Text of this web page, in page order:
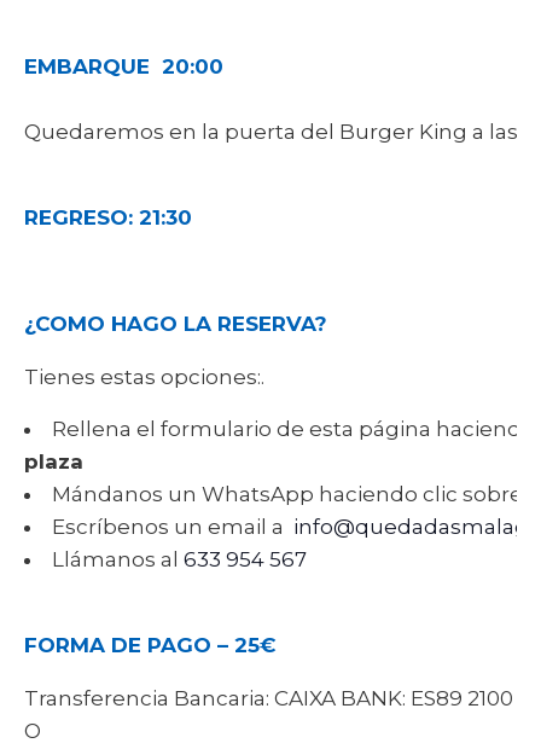
EMBARQUE 20:00
Quedaremos en la puerta del Burger King a las
REGRESO: 21:30
¿COMO HAGO LA RESERVA?
Tienes estas opciones:.
Rellena el formulario de esta página
plaza
Mándanos un WhatsApp haciendo clic sobre
Escríbenos un email a
Llámanos al 633 954 567
FORMA DE PAGO – 25€
Transferencia Bancaria: CAIXA BANK: ES89 2100
O